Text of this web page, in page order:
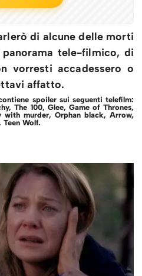
di alcune delle morti
tele-filmico, di
vorresti accadessero o
affatto.
spoiler sui seguenti telefilm:
The 100, Glee, Game of Thrones,
with murder, Orphan black, Arrow,
Wolf.